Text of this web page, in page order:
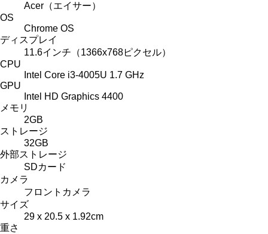
Acer（エイサー）
OS
Chrome OS
ディスプレイ
11.6インチ（1366x768ピクセル）
CPU
Intel Core i3-4005U 1.7 GHz
GPU
Intel HD Graphics 4400
メモリ
2GB
ストレージ
32GB
外部ストレージ
SDカード
カメラ
フロントカメラ
サイズ
29 x 20.5 x 1.92cm
重さ